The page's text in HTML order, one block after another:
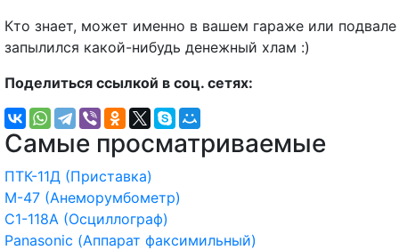
Кто знает, может именно в вашем гараже или подвале
запылился какой-нибудь денежный хлам :)
Поделиться ссылкой в соц. сетях:
Самые просматриваемые
ПТК-11Д (Приставка)
М-47 (Анеморумбометр)
С1-118А (Осциллограф)
Panasonic (Аппарат факсимильный)